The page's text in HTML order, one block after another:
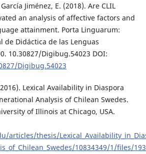
Jiménez, E. (2018). Are CLIL
an analysis of affective factors and
attainment. Porta Linguarum:
de Didáctica de las Lenguas
10.30827/Digibug.54023 DOI:
Digibug.54023
Lexical Availability in Diaspora
Analysis of Chilean Swedes.
of Illinois at Chicago, USA.
articles/thesis/
10834349/1/files/